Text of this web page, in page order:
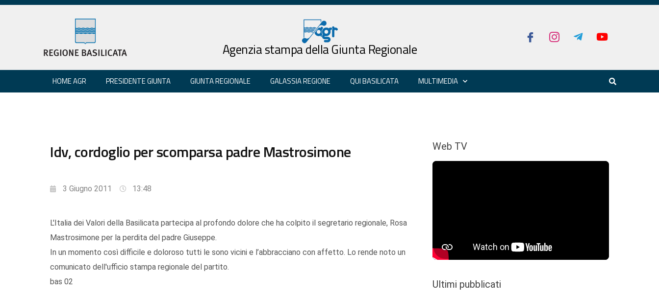
Agenzia stampa della Giunta Regionale
HOME AGR PRESIDENTE GIUNTA GIUNTA REGIONALE GALASSIA REGIONE QUI BASILICATA MULTIMEDIA
Idv, cordoglio per scomparsa padre Mastrosimone
3 Giugno 2011 13:48
L'Italia dei Valori della Basilicata partecipa al profondo dolore che ha colpito il segretario regionale, Rosa
Mastrosimone per la perdita del padre Giuseppe.
In un momento così difficile e doloroso tutti le sono vicini e l’abbracciano con affetto. Lo rende noto un
comunicato dell'ufficio stampa regionale del partito.
bas 02
Web TV
Ultimi pubblicati